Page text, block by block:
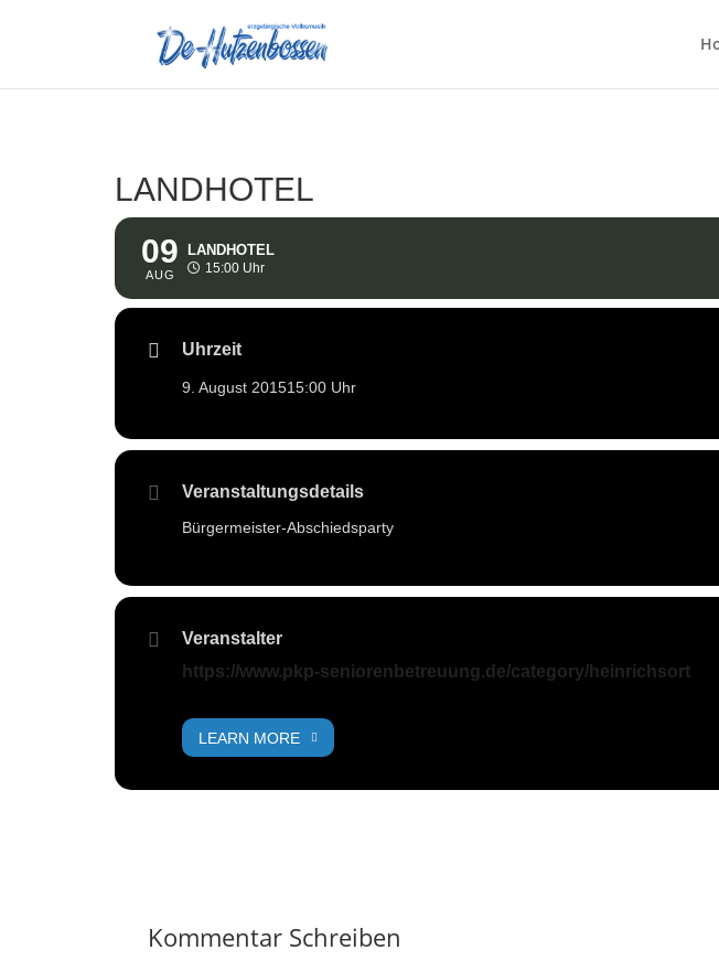
LANDHOTEL
09
AUG
LANDHOTEL
15:00 Uhr
Uhrzeit
9. August 201515:00 Uhr
Veranstaltungsdetails
Bürgermeister-Abschiedsparty
Veranstalter
https://www.pkp-seniorenbetreuung.de/category/heinrichsort
LEARN MORE
Kommentar Schreiben